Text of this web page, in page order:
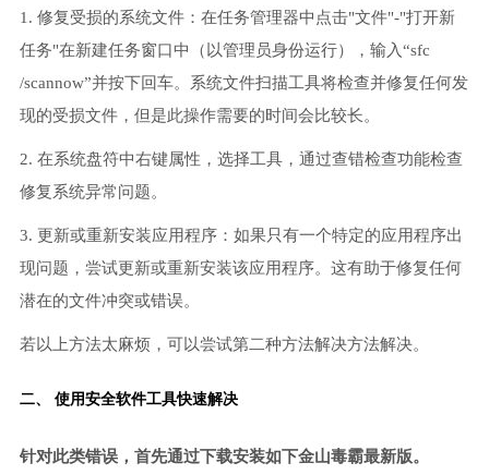
1. 修复受损的系统文件：在任务管理器中点击"文件"-"打开新
任务"在新建任务窗口中（以管理员身份运行），输入“sfc
/scannow”并按下回车。系统文件扫描工具将检查并修复任何发
现的受损文件，但是此操作需要的时间会比较长。
2. 在系统盘符中右键属性，选择工具，通过查错检查功能检查
修复系统异常问题。
3. 更新或重新安装应用程序：如果只有一个特定的应用程序出
现问题，尝试更新或重新安装该应用程序。这有助于修复任何
潜在的文件冲突或错误。
若以上方法太麻烦，可以尝试第二种方法解决方法解决。
二、 使用安全软件工具快速解决
针对此类错误，首先通过下载安装如下金山毒霸最新版。